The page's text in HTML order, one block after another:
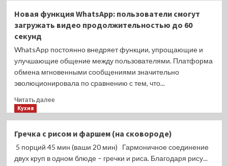
сравнили
длину
разных
народов
мира
Новая функция WhatsApp: пользователи смогут
загружать видео продолжительностью до 60
секунд
WhatsApp постоянно внедряет функции, упрощающие и
улучшающие общение между пользователями. Платформа
обмена мгновенными сообщениями значительно
эволюционировала по сравнению с тем, что...
Читать далееПрочитать
функция
WhatsApp:
пользователи
Кухня
Гречка с рисом и фаршем (на сковороде)
5 порций 45 мин (ваши 20 мин) Гармоничное соединение
двух круп в одном блюде – гречки и риса. Благодаря рису...